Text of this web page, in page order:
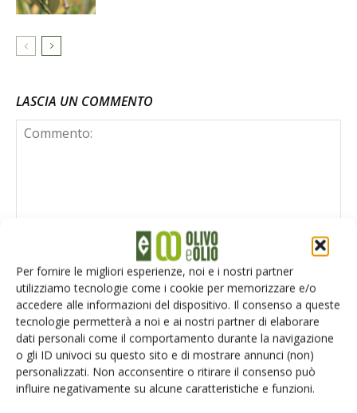
Per fornire le migliori esperienze, noi e i nostri partner
utilizziamo tecnologie come i cookie per memorizzare e/o
accedere alle informazioni del dispositivo. Il consenso a queste
tecnologie permetterà a noi e ai nostri partner di elaborare
dati personali come il comportamento durante la navigazione
o gli ID univoci su questo sito e di mostrare annunci (non)
personalizzati. Non acconsentire o ritirare il consenso può
influire negativamente su alcune caratteristiche e funzioni.
LASCIA UN COMMENTO